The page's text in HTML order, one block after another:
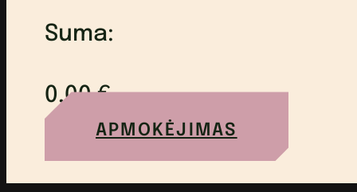
Suma:
0,00€
APMOKĖJIMAS